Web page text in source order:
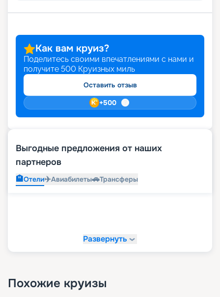
Как вам круиз?
Поделитесь своими впечатлениями с нами и
получите 500 Круизных миль
Оставить отзыв
+500
Выгодные предложения от наших
партнеров
🏨Отели✈️Авиабилеты🚗Трансферы
Развернуть
Похожие круизы